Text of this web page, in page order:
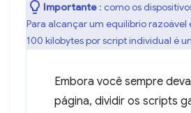
Importante : como os
Para alcançar um equilíbrio
100 kilobytes por script individual é
Embora você sempre
página, dividir os scripts